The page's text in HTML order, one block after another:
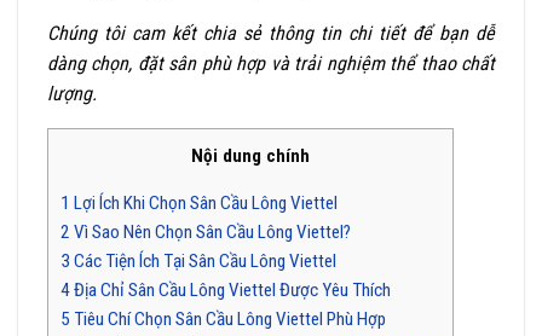
Chúng tôi cam kết chia sẻ thông tin chi tiết để bạn dễ
dàng chọn, đặt sân phù hợp và trải nghiệm thể thao chất
lượng.
Nội dung chính
1 Lợi Ích Khi Chọn Sân Cầu Lông Viettel
2 Vì Sao Nên Chọn Sân Cầu Lông Viettel?
3 Các Tiện Ích Tại Sân Cầu Lông Viettel
4Địa Chỉ Sân Cầu Lông Viettel Được Yêu Thích
5 Tiêu Chí Chọn Sân Cầu Lông Viettel Phù Hợp